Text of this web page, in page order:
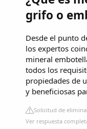
grifo o
Desde el punto
los expertos
mineral
todos los
propiedades de
y beneficiosas
Solicitud de
Ver respuesta